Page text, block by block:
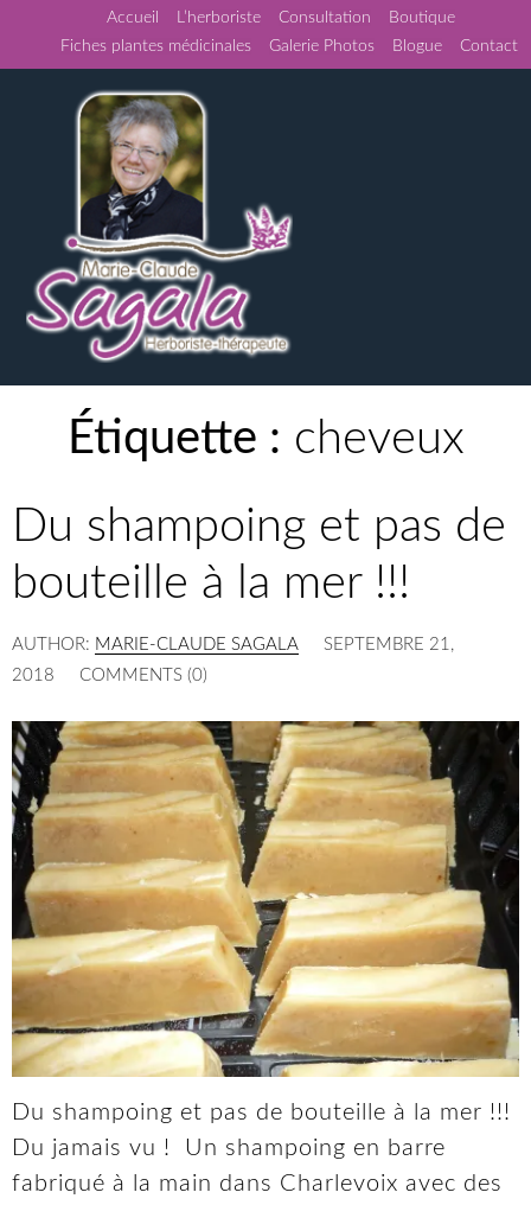
Accueil L’herboriste Consultation
Boutique
Fiches plantes médicinales
Galerie Photos Blogue Contact
Étiquette : cheveux
Du shampoing et pas de
bouteille à la mer !!!
AUTHOR: MARIE-CLAUDE SAGALA
SEPTEMBRE 21,
2018
COMMENTS (0)
Du shampoing et pas de bouteille à la mer !!!
Du jamais vu ! Un shampoing en barre
fabriqué à la main dans Charlevoix avec des